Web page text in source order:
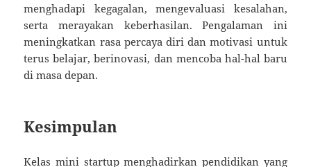
menghadapi kegagalan, mengevaluasi kesalahan,
serta merayakan keberhasilan. Pengalaman ini
meningkatkan rasa percaya diri dan motivasi untuk
terus belajar, berinovasi, dan mencoba hal-hal baru
di masa depan.
Kesimpulan
Kelas mini startup menghadirkan pendidikan yang